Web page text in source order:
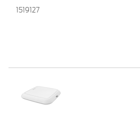
1519127